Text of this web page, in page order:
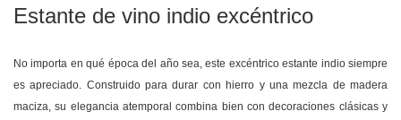
Estante de vino indio excéntrico
No importa en qué época del año sea, este excéntrico estante indio siempre
es apreciado. Construido para durar con hierro y una mezcla de madera
maciza, su elegancia atemporal combina bien con decoraciones clásicas y